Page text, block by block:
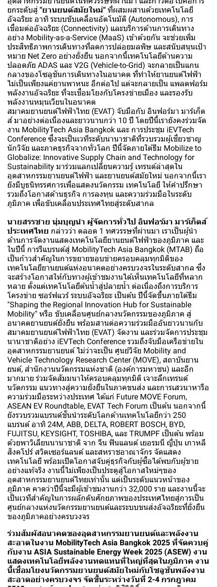
ยกระดับสู่ "ยานยนต์สมัยใหม่" ที่ผสมผสานด้วยเทคโนโลยี
อัจฉริยะ อาทิ ระบบขับเคลื่อนอัตโนมัติ (Autonomous), การ
เชื่อมต่ออัจฉริยะ (Connectivity) และบริการด้านการเดินทาง
อย่าง Mobility-as-a-Service (MaaS) เข้าด้วยกัน จะช่วยเพิ่ม
ประสิทธิภาพการเดินทางที่ลดการปล่อยมลพิษ และสนับสนุนเป้า
หมาย Net Zero อย่างยั่งยืน นอกจากนี้เทคโนโลยีด้านความ
ปลอดภัย ADAS และ V2G (Vehicle-to-Grid) จะกลายเป็นแกน
กลางของโซลูชันการเดินทางในอนาคต ที่ทำให้ยานยนต์ไฟฟ้า
ไม่เป็นเพียงแค่ยานพาหนะ อีกต่อไป แต่จะกลายเป็น แพลตฟอร์ม
พลังงานอัจฉริยะ ที่จะเชื่อมโยงกับโครงข่ายเมือง และรองรับ
พลังงานหมุนเวียนในอนาคต
สมาคมยานยนต์ไฟฟ้าไทย (EVAT) จับมือกับ อินฟอร์มา มาร์เก็ต
ส์ มาอย่างต่อเนื่องและยาวนานกว่า 10 ปี โดยปีนี้เรายังคงร่วมจัด
งาน MobilityTech Asia Bangkok และ การประชุม iEVTech
Conference ซึ่งจะเป็นเวทีระดับนานาชาติที่รวบรวมผู้เชี่ยวชาญ
นักวิจัย และภาคธุรกิจจากทั่วโลก ปีนี้จัดภายใต้ธีม Mobilize to
Globalize: Innovative Supply Chain and Technology for
Sustainability มาร่วมแลกเปลี่ยนความรู้ เทรนด์ล่าสุดใน
อุตสาหกรรมยานยนต์ไฟฟ้า และยานยนต์สมัยใหม่ นอกจากนี้เรา
ยังมีบูธนิทรรศการเพื่อแสดงนวัตกรรม เทคโนโลยี ให้คำปรึกษา
รวมถึงโอกาสด้านธุรกิจ การลงทุน และความร่วมมือในระดับ
ภูมิภาค เพื่อขับเคลื่อนประเทศไทยสู่ระดับสากล
นายสรรชาย นุ่มบุญนำ ผู้จัดการทั่วไป อินฟอร์มา มาร์เก็ตส์
ประเทศไทย กล่าวว่า ตลอด 1 ทศวรรษที่ผ่านมา เราเป็นผู้นำ
ด้านการจัดงานแสดงเทคโนโลยียานยนต์ไฟฟ้าของภูมิภาค และ
ในปีนี้ การรีแบรนด์สู่ MobilityTech Asia Bangkok (MTAB) ถือ
เป็นก้าวสำคัญในการขยายขอบข่ายครอบคลุมทุกมิติของ
เทคโนโลยียานยนต์แห่งอนาคตอย่างครบวงจรในระดับสากล ซึ่ง
จะสร้างโอกาสให้กับทางผู้เข้าชมงานได้เห็นเทคโนโลยีที่หลาก
หลาย ตั้งแต่เทคโนโลยีต้นน้ำสู่ปลายน้ำ ต่อเนื่องถึงการบริการ
โครงข่าย ซอร์ฟแวร์ ระบบอัจฉริยะ เป็นต้น ปีนี้จัดขึ้นภายใต้ธีม
"Shaping the Regional Innovation Hub for Sustainable
Mobility" หรือ ขับเคลื่อนศูนย์กลางนวัตกรรมของภูมิภาค สู่
อนาคตยานยนต์ยั่งยืน พร้อมสานต่อความร่วมมืออันยาวนานกับ
สมาคมยานยนต์ไฟฟ้าไทย (EVAT) จัดงาน และร่วมจัดการประชุม
นานาชาติอย่าง iEVTech Conference รวมถึงจับมือเครือข่ายใน
อุตสาหกรรมยานยนต์ ไม่ว่าจะเป็น ศูนย์วิจัย Mobility and
Vehicle Technology Research Center (MOVE), สถาบันยาน
ยนต์, สำนักงานนวัตกรรมแห่งชาติ (องค์การมหาชน) และอีก
มากมาย ร่วมจัดสัมมนาให้ครอบคลุมทุกมิติ เจาะลึกเทรนด์
นวัตกรรม แนวทางสู่ความยั่งยืนในภาคขนส่ง และการเสวนาหารือ
ความร่วมมือระหว่างประเทศ ได้แก่ Future MOVE Forum,
ASEAN EV Roundtable, EVAT Tech Forum เป็นต้น นอกจากนี้
ยังรวบรวมแบรนด์ชั้นนำระดับโลกด้านเทคโนโลยีกว่า 250
แบรนด์ อาทิ 24M, ABB, DELTA, ROBERT BOSCH, BYD,
FUJITSU, KEYSIGHT, TOSHIBA, และ TRUMPF เป็นต้น พร้อม
ด้วยพาวิเลียนนานาชาติ จาก จีน ฟินแลนด์ เยอรมนี ญี่ปุ่น เกาหลี
สิงคโปร์ สวิตเซอร์แลนด์ และสหราชอาณาจักร จัดแสดง
เทคโนโลยี พร้อมเปิดโอกาสจับคู่ธุรกิจกับผู้ซื้อได้พบกับผู้ขาย
อย่างแท้จริง งานนี้ไม่เพียงเป็นประตูสู่โอกาสใหม่ๆของ
อุตสาหกรรมยานยนต์ไทยเท่านั้น แต่เป็นระดับแนวหน้าของ
ภูมิภาค คาดว่าปีนี้จะมีผู้เข้าชมงานกว่า 32,000 ราย และงานนี้จะ
เป็นเวทีสำคัญในการผลักดันศักยภาพของประเทศไทยสู่การเป็น
ศูนย์กลางแห่งนวัตกรรมยานยนต์และระบบขนส่งอัจฉริยะที่ยั่งยืน
ของภูมิภาคอย่างครบวงจร
ร่วมสัมผัสอนาคตของอุตสาหกรรมยานยนต์และพลังงาน
สะอาดในงาน MobilityTech Asia Bangkok 2025 ที่จัดควบคู่
กับงาน ASIA Sustainable Energy Week 2025 (ASEW) งาน
แสดงเทคโนโลยีพลังงานทดแทนที่ใหญ่ที่สุดในภูมิภาค งาน
นี้เชื่อมโยงนวัตกรรมยานยนต์สมัยใหม่กับโซลูชันพลังงาน
สะอาดอย่างครบวงจร จัดขึ้นระหว่างวันที่ 2-4 กรกฎาคม